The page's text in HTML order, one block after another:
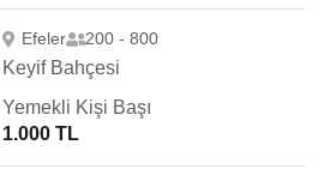
Efeler 200 - 800
Keyif Bahçesi
Yemekli Kişi Başı
1.000 TL